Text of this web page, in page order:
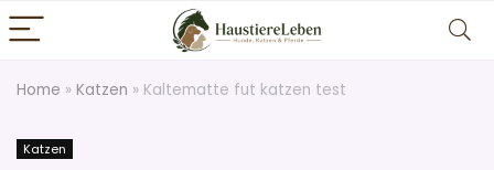
Home » Katzen » Kaltematte fut katzen test
Katzen